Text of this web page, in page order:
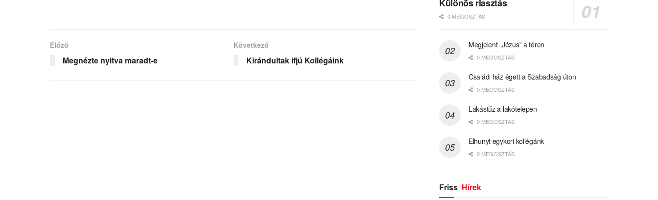
Előző
Megnézte nyitva maradt-e
Következő
Kirándultak ifjú Kollégáink
Különös riasztás
0 MEGOSZTÁS
Megjelent „Jézus” a téren
0 MEGOSZTÁS
Családi ház égett a Szabadság úton
0 MEGOSZTÁS
Lakástűz a lakótelepen
0 MEGOSZTÁS
Elhunyt egykori kollégánk
0 MEGOSZTÁS
Friss Hírek